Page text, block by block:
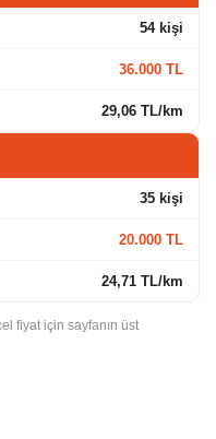
54 kişi
36.000 TL
29,06 TL/km
35 kişi
20.000 TL
24,71 TL/km
fiyat için sayfanın üst